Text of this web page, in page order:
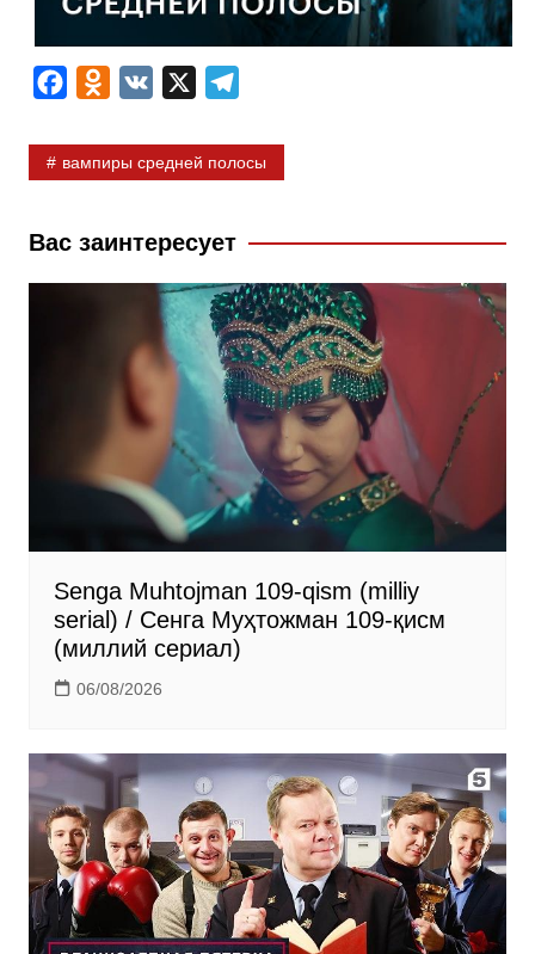
c
e
o
o
n
o
l
a
n
i
l
e
a
m
вампиры средней полосы
Вас заинтересует
Senga Muhtojman 109-qism (milliy
serial) / Сенга Муҳтожман 109-қисм
(миллий сериал)
06/08/2026